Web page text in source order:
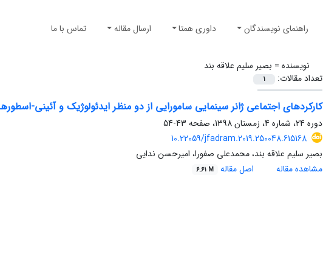
راهنمای نویسندگان داوری همتا ارسال مقاله تماس با ما
نویسنده = بصیر سلیم علاقه بند
تعداد مقالات:
1
کارکردهای اجتماعی ژانر سینمایی سامورایی از دو منظر ایدئولوژیک و آئینی-اسطوره‎ای
دوره 24، شماره 4، زمستان 1398، صفحه
43-54
10.22059/jfadram.2019.250048.615168
بصیر سلیم علاقه بند، محمدعلی صفورا، امیرحسن ندایی
مشاهده مقاله
اصل مقاله 6.61 M